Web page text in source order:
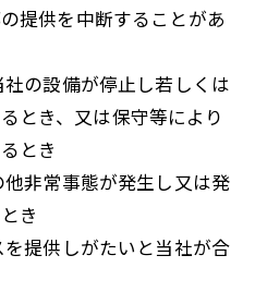
提供を中断することがあ
の設備が停止し若しくは
とき、又は保守等により
とき
非常事態が発生し又は発
き
提供しがたいと当社が合